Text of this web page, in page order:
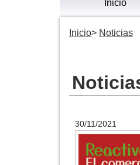
Inicio
Inicio Noticias
30/11/2021